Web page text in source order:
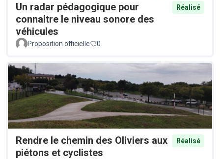
Un radar pédagogique pour
connaitre le niveau sonore des
véhicules
Réalisé
Proposition officielle 0
Rendre le chemin des Oliviers aux
piétons et cyclistes
Réalisé